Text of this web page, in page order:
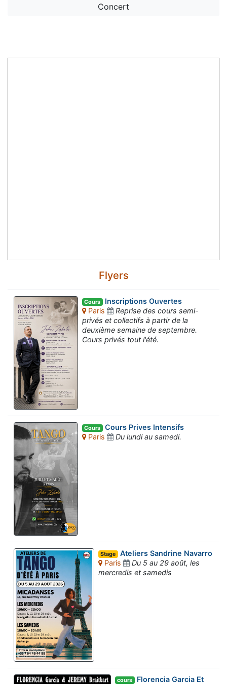
Concert
Flyers
Cours Inscriptions Ouvertes
Paris
Reprise des cours semi-
privés et collectifs à partir de la
deuxième semaine de septembre.
Cours privés tout l'été.
Cours Cours Prives Intensifs
Paris
Du lundi au samedi.
Stage Ateliers Sandrine Navarro
Paris
Du 5 au 29 août, les
mercredis et samedis
cours Florencia Garcia Et